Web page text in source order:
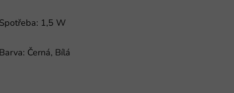
Spotřeba: 1,5 W
Barva: Černá, Bílá